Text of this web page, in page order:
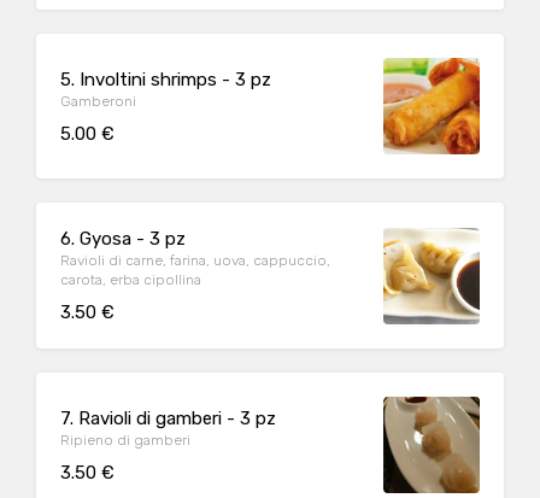
5. Involtini shrimps - 3 pz
Gamberoni
5.00 €
6. Gyosa - 3 pz
Ravioli di carne, farina, uova, cappuccio,
carota, erba cipollina
3.50 €
7. Ravioli di gamberi - 3 pz
Ripieno di gamberi
3.50 €